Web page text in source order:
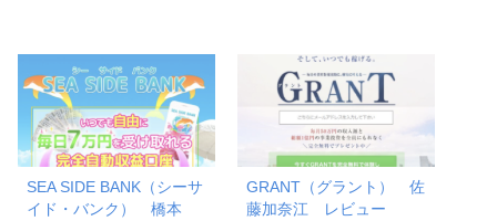
SEA SIDE BANK（シーサ
イド・バンク） 橋本
GRANT（グラント） 佐
藤加奈江 レビュー